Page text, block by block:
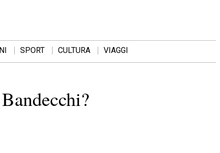
SPORT CULTURA VIAGGI